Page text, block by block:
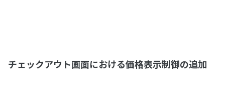
チェックアウト画面における価格表示制御の追加